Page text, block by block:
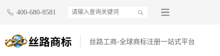
400-680-8581
丝路工商-全球商标注册一站式平台